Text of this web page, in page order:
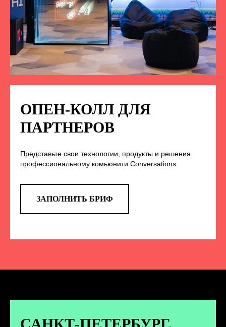
ОПЕН-КОЛЛ ДЛЯ
ПАРТНЕРОВ
Представьте свои технологии, продукты и решения
профессиональному комьюнити Conversations
ЗАПОЛНИТЬ БРИФ
НА НАС В СОЦСЕТЯХ
TELEGRAM
анонс новых спикеров и другие
новости конференции